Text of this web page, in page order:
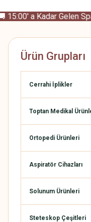
a Kadar Gelen
Ürün Grupları
Cerrahi İplikler
Toptan Medikal
Ortopedi Ürünleri
Aspiratör Cihazları
Solunum Ürünleri
Steteskop Çeşitleri